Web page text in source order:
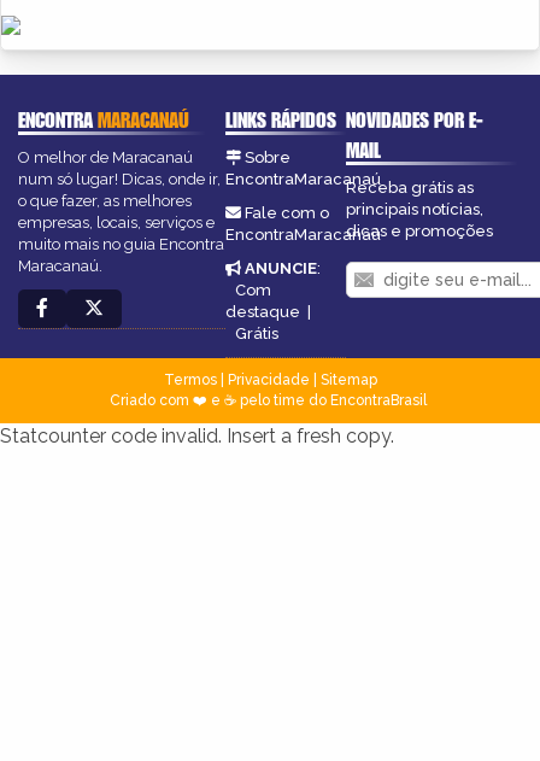
ENCONTRAMARACANAÚ
O melhor de Maracanaú
num só lugar! Dicas, onde ir,
o que fazer, as melhores
empresas, locais, serviços e
muito mais no guia Encontra
Maracanaú.
LINKS RÁPIDOS
Sobre
EncontraMaracanaú
Fale com o
EncontraMaracanaú
ANUNCIE:
Com
destaque
Grátis
NOVIDADES POR E-
MAIL
Receba grátis as
principais notícias,
dicas e promoções
Termos| Privacidade
Sitemap
Criado com ❤️ e ☕ pelo time do EncontraBrasil
Statcounter code invalid. Insert a fresh copy.